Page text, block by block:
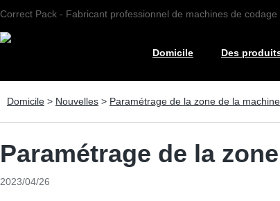
Correct Pack - Fabricant professionnel de machines de
Domicile Des
Domicile > Nouvelles > Paramétrage de la zone de la
Paramétrage de la
2023/04/26